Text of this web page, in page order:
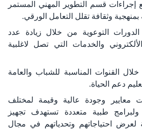
إجراءات قسم التطوير المهني المستمر
بمنهجية وثقافة تقلل التعامل ‏الورقي.‏
التوعوية من خلال زيادة عدد
والخدمات التي تصل لاغلبية
القنوات المناسبة للشباب والعامة
دعم الحياة.‏
معايير وجودة عالية وقيمة لمختلف
ولبرامج طبية متعددة تستهدف تجهيز
لعرض احتياجاتهم وتحدياتهم في مجال